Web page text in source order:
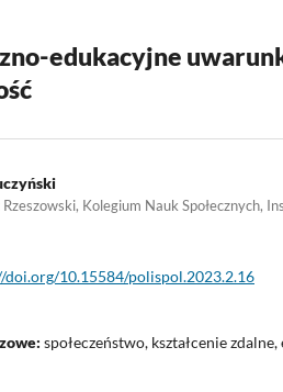
edukacyjne
Kolegium Nauk Społecznych,
doi.org/10.15584/polispol.2023.2.16
społeczeństwo, kształcenie